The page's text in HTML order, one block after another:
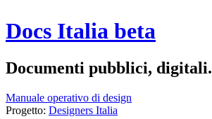
Docs Italia beta
Documenti pubblici, digitali.
Manuale operativo di design
Progetto: Designers Italia